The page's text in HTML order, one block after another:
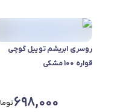
روسری ابریشم توییل گوچی
قواره 100 مشکی
698,000